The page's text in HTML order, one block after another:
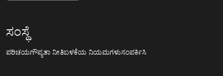
ಸಂಸ್ಥೆ
ಪರಿಚಯಗೌಪ್ಯತಾ ನೀತಿಬಳಕೆಯ ನಿಯಮಗಳುಸಂಪರ್ಕಿಸಿ